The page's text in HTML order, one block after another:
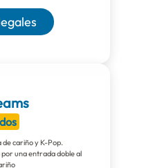
cariño y K-Pop.
una entrada doble al